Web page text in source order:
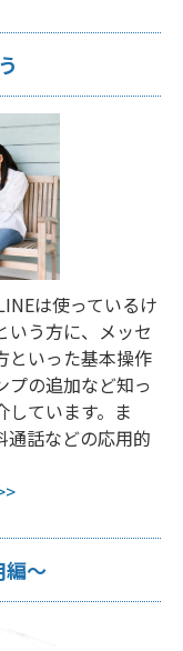
は使っているけ
いう方に、メッセ
といった基本操作
プの追加など知っ
ています。ま
通話などの応用的
編～